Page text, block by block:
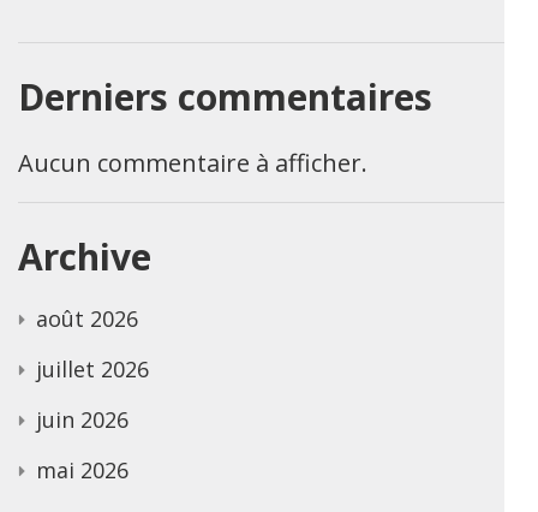
Derniers commentaires
Aucun commentaire à afficher.
Archive
août 2026
juillet 2026
juin 2026
mai 2026